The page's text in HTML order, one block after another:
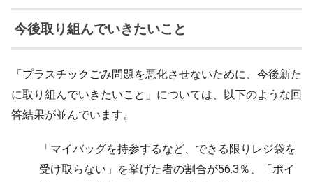
今後取り組んでいきたいこと
「プラスチックごみ問題を悪化させないために、今後新た
に取り組んでいきたいこと」については、以下のような回
答結果が並んでいます。
「マイバッグを持参するなど、できる限りレジ袋を
受け取らない」を挙げた者の割合が56.3％、「ポイ